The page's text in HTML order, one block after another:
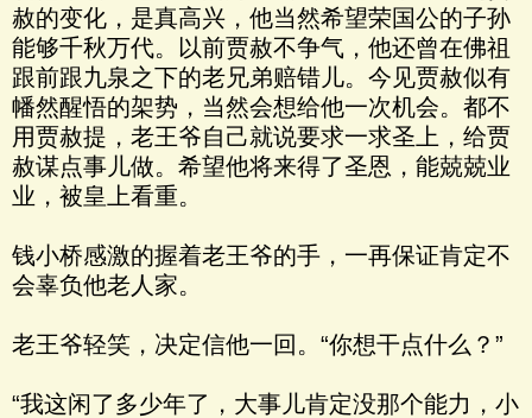
赦的变化，是真高兴，他当然希望荣国公的子孙
能够千秋万代。以前贾赦不争气，他还曾在佛祖
跟前跟九泉之下的老兄弟赔错儿。今见贾赦似有
幡然醒悟的架势，当然会想给他一次机会。都不
用贾赦提，老王爷自己就说要求一求圣上，给贾
赦谋点事儿做。希望他将来得了圣恩，能兢兢业
业，被皇上看重。
钱小桥感激的握着老王爷的手，一再保证肯定不
会辜负他老人家。
老王爷轻笑，决定信他一回。“你想干点什么？”
“我这闲了多少年了，大事儿肯定没那个能力，小